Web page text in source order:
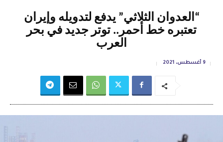
“العدوان الثلاثي” يدفع لتدويله وإيران
تعتبره خط أحمر.. توتر جديد في بحر
العرب
9 أغسطس، 2021